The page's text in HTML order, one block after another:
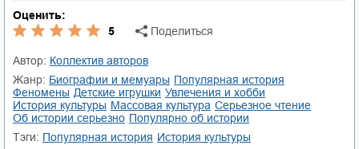
Оценить:
5
Поделиться
Автор:
Коллектив авторов
Жанр:
биографии и мемуары
популярная история
феномены
детские игрушки
увлечения и хобби
история культуры
массовая культура
серьезное чтение
об истории серьезно
популярно об истории
Тэги:
популярная история
история культуры